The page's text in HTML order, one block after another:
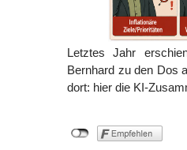
Letztes Jahr
Bernhard zu den Dos
dort: hier die KI-